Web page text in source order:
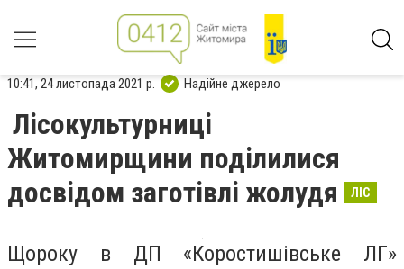
10:41, 24 листопада 2021 р. Надійне джерело
Лісокультурниці
Житомирщини поділилися
досвідом заготівлі жолудя
ЛІС
Щороку в ДП «Коростишівське ЛГ»